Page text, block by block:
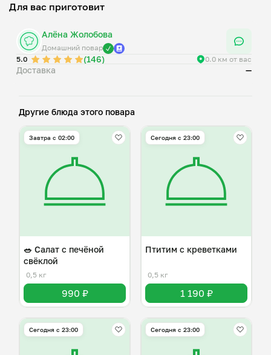
Для вас приготовит
Алёна Жолобова
Домашний повар
5.0
(146) 0.0 км от вас
Доставка —
Другие блюда этого повара
Завтра c 02:00
🥗 Салат с печёной
свёклой
0,5 кг
990 ₽
Сегодня с 23:00
Птитим с креветками
0,5 кг
1 190 ₽
Сегодня с 23:00 Сегодня с 23:00